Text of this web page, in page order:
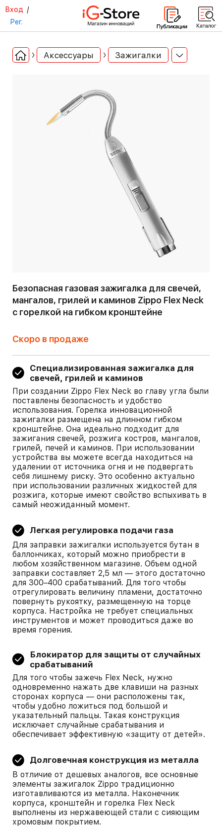
Вход /
Рег.
Аксессуары Зажигалки
Безопасная газовая зажигалка для свечей,
мангалов, грилей и каминов Zippo Flex Neck
c горелкой на гибком кронштейне
Скоро в продаже
Специализированная зажигалка для
свечей, грилей и каминов
При создании Zippo Flex Neck во главу угла были
поставлены безопасность и удобство
использования. Горелка инновационной
зажигалки размещена на длинном гибком
кронштейне. Она идеально подходит для
зажигания свечей, розжига костров, мангалов,
грилей, печей и каминов. При использовании
устройства вы можете всегда находиться на
удалении от источника огня и не подвергать
себя лишнему риску. Это особенно актуально
при использовании различных жидкостей для
розжига, которые имеют свойство вспыхивать в
самый неожиданный момент.
Легкая регулировка подачи газа
Для заправки зажигалки используется бутан в
баллончиках, который можно приобрести в
любом хозяйственном магазине. Объем одной
заправки составляет 2,5 мл — этого достаточно
для 300–400 срабатываний. Для того чтобы
отрегулировать величину пламени, достаточно
повернуть рукоятку, размещенную на торце
корпуса. Настройка не требует специальных
инструментов и может проводиться даже во
время горения.
Блокиратор для защиты от случайных
срабатываний
Для того чтобы зажечь Flex Neck, нужно
одновременно нажать две клавиши на разных
сторонах корпуса — они расположены так,
чтобы удобно ложиться под большой и
указательный пальцы. Такая конструкция
исключает случайные срабатывания и
обеспечивает эффективную «защиту от детей».
Долговечная конструкция из металла
В отличие от дешевых аналогов, все основные
элементы зажигалок Zippo традиционно
изготавливаются из металла. Наконечник
корпуса, кронштейн и горелка Flex Neck
выполнены из нержавеющей стали с сияющим
хромовым покрытием.